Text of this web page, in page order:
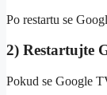
Po restartu se
2) Restartujte
Pokud se Google